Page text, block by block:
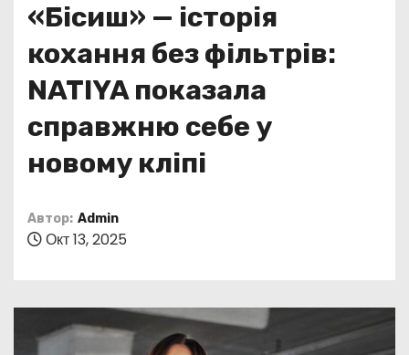
«Бісиш» — історія
кохання без фільтрів:
NATIYA показала
справжню себе у
новому кліпі
Автор: Admin
Окт 13, 2025